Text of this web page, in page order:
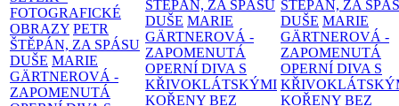
FOTOGRAFICKÉ
OBRAZY PETR
ŠTĚPÁN, ZA SPÁSU
DUŠE MARIE
GÄRTNEROVÁ -
ZAPOMENUTÁ
ŠTĚPÁN, ZA SPÁSU
DUŠE MARIE
GÄRTNEROVÁ -
ZAPOMENUTÁ
OPERNÍ DIVA S
KŘIVOKLÁTSKÝMI
KOŘENY BEZ
ŠTĚPÁN, ZA
DUŠE MARIE
GÄRTNEROVÁ -
ZAPOMENUTÁ
OPERNÍ DIVA S
KOŘENY BEZ